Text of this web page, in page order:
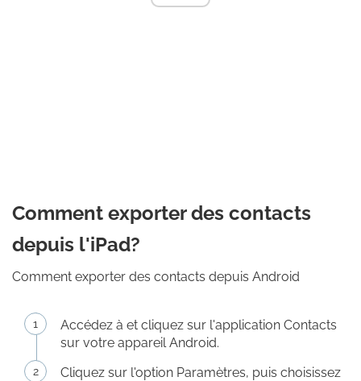
Comment exporter des contacts
depuis l'iPad?
Comment exporter des contacts depuis Android
Accédez à et cliquez sur l'application Contacts
sur votre appareil Android.
Cliquez sur l'option Paramètres, puis choisissez